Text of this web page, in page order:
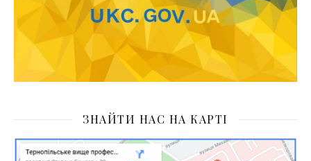
ЗНАЙТИ НАС НА КАРТІ